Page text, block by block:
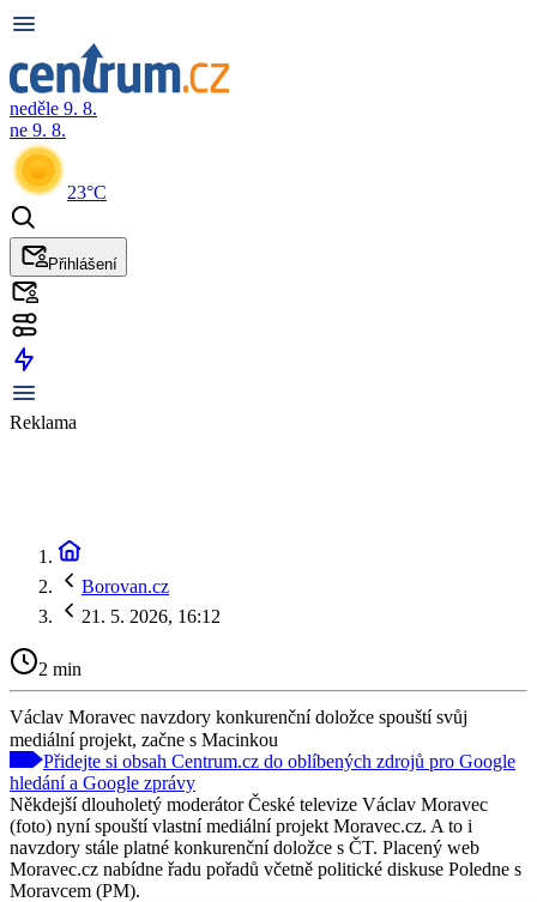
neděle 9. 8.
ne 9. 8.
23°C
Přihlášení
Reklama
Borovan.cz
21. 5. 2026, 16:12
2 min
Václav Moravec navzdory konkurenční doložce spouští svůj
mediální projekt, začne s Macinkou
Přidejte si obsah Centrum.cz do oblíbených zdrojů pro Google
hledání a Google zprávy
Někdejší dlouholetý moderátor České televize Václav Moravec
(foto) nyní spouští vlastní mediální projekt Moravec.cz. A to i
navzdory stále platné konkurenční doložce s ČT. Placený web
Moravec.cz nabídne řadu pořadů včetně politické diskuse Poledne s
Moravcem (PM).